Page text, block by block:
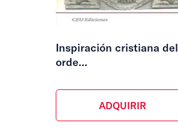
Inspiración cristiana del
orde...
ADQUIRIR